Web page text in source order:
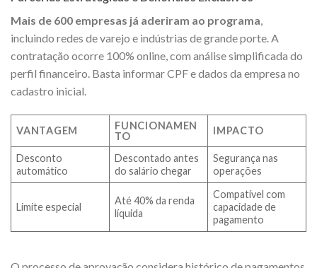
Mais de 600 empresas já aderiram ao programa,
incluindo redes de varejo e indústrias de grande porte. A
contratação ocorre 100% online, com análise simplificada do
perfil financeiro. Basta informar CPF e dados da empresa no
cadastro inicial.
VANTAGEM
FUNCIONAMEN
TO
IMPACTO
Desconto
automático
Descontado antes
do salário chegar
Segurança nas
operações
Limite especial
Até 40% da renda
líquida
Compatível com
capacidade de
pagamento